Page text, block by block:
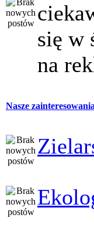
się w
na
Nasze zainteresowania